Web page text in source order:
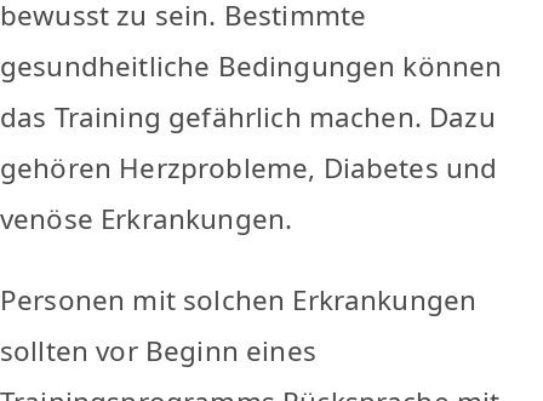
bewusst zu sein. Bestimmte
gesundheitliche Bedingungen können
das Training gefährlich machen. Dazu
gehören Herzprobleme, Diabetes und
venöse Erkrankungen.
Personen mit solchen Erkrankungen
sollten vor Beginn eines